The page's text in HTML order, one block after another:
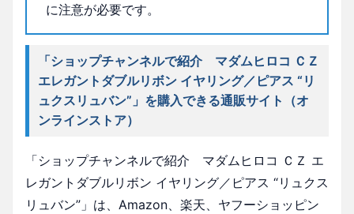
に注意が必要です。
「ショップチャンネルで紹介 マダムヒロコ ＣＺ
エレガントダブルリボン イヤリング／ピアス “リ
ュクスリュバン”」を購入できる通販サイト（オ
ンラインストア）
「ショップチャンネルで紹介 マダムヒロコ ＣＺ エ
レガントダブルリボン イヤリング／ピアス “リュクス
リュバン”」は、Amazon、楽天、ヤフーショッピン